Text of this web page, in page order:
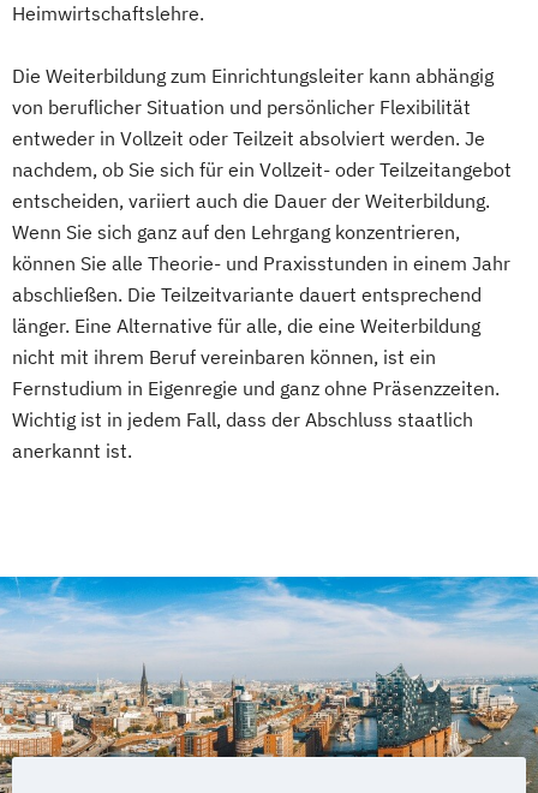
Heimwirtschaftslehre.
Die Weiterbildung zum Einrichtungsleiter kann abhängig
von beruflicher Situation und persönlicher Flexibilität
entweder in Vollzeit oder Teilzeit absolviert werden. Je
nachdem, ob Sie sich für ein Vollzeit- oder Teilzeitangebot
entscheiden, variiert auch die Dauer der Weiterbildung.
Wenn Sie sich ganz auf den Lehrgang konzentrieren,
können Sie alle Theorie- und Praxisstunden in einem Jahr
abschließen. Die Teilzeitvariante dauert entsprechend
länger. Eine Alternative für alle, die eine Weiterbildung
nicht mit ihrem Beruf vereinbaren können, ist ein
Fernstudium in Eigenregie und ganz ohne Präsenzzeiten.
Wichtig ist in jedem Fall, dass der Abschluss staatlich
anerkannt ist.